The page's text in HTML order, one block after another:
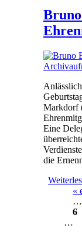
Markdorf
Eine
die
Seiten
«
…
6
…